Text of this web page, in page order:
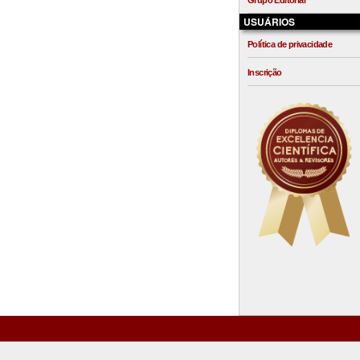
USUÁRIOS
Política de privacidade
Inscrição